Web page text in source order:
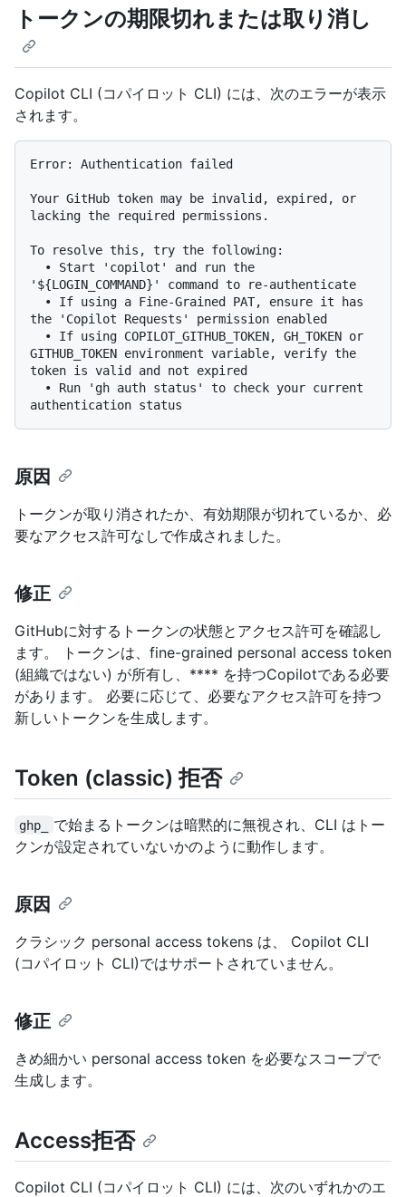
トークンの期限切れまたは取り消し
Copilot CLI (コパイロット CLI) には、次のエラーが表示
されます。
Error: Authentication failed
Your GitHub token may be invalid, expired, or
lacking the required permissions.
To resolve this, try the following:
'${LOGIN_COMMAND}' command to re-authenticate
the 'Copilot Requests' permission enabled
GITHUB_TOKEN environment variable, verify the
token is valid and not expired
原因
トークンが取り消されたか、有効期限が切れているか、必
要なアクセス許可なしで作成されました。
修正
GitHubに対するトークンの状態とアクセス許可を確認し
ます。 トークンは、fine-grained personal access token
(組織ではない) が所有し、**** を持つCopilotである必要
があります。 必要に応じて、必要なアクセス許可を持つ
新しいトークンを生成します。
Token (classic) 拒否
ghp_
で始まるトークンは暗黙的に無視され、CLI はトー
クンが設定されていないかのように動作します。
原因
クラシック personal access tokens は、 Copilot CLI
(コパイロット CLI)ではサポートされていません。
修正
きめ細かい personal access token を必要なスコープで
生成します。
Access拒否
Copilot CLI (コパイロット CLI) には、次のいずれかのエ